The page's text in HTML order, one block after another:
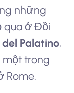
những
qua ở Đồi
Palatino,
một trong
Rome.